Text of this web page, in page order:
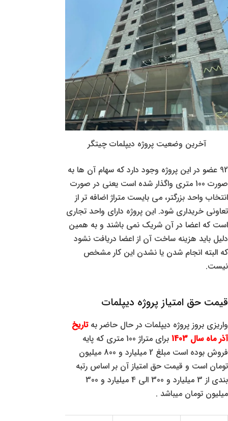
آخرین وضعیت پروژه دیپلمات چیتگر
92 عضو در این پروژه وجود دارد که سهام آن ها به
صورت 100 متری واگذار شده است یعنی در صورت
انتخاب واحد بزرگتر، می بایست متراژ اضافه تر از
تعاونی خریداری شود. این پروژه دارای واحد تجاری
است که اعضا در آن شریک نمی باشند و به همین
دلیل باید هزینه ساخت آن از اعضا دریافت نشود
که البته انجام شدن یا نشدن این کار مشخص
نیست.
قیمت حق امتیاز پروژه دیپلمات
واریزی بروز پروژه دیپلمات در حال حاضر بهتاریخ
آذر ماه سال 1403
برای متراژ 100 متری که پایه
فروش بوده است مبلغ 2 میلیارد و 800 میلیون
تومان است و قیمت حق امتیاز آن بر اساس رتبه
بندی از 3 میلیارد و 300 الی 4 میلیارد و 300
میلیون تومان میباشد .